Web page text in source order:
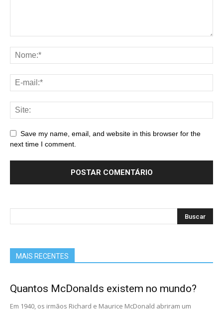
Save my name, email, and website in this browser for the
next time I comment.
MAIS RECENTES
Quantos McDonalds existem no mundo?
Em 1940, os irmãos Richard e Maurice McDonald abriram um